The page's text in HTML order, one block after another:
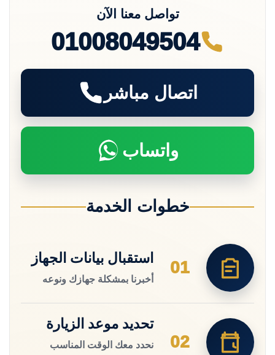
تواصل معنا الآن
01008049504
اتصال مباشر
واتساب
خطوات الخدمة
01
استقبال بيانات الجهاز
أخبرنا بمشكلة جهازك ونوعه
02
تحديد موعد الزيارة
نحدد معك الوقت المناسب